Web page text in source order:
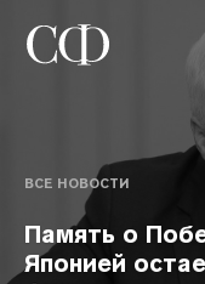
ВСЕ НОВОСТИ
Память о
Японией